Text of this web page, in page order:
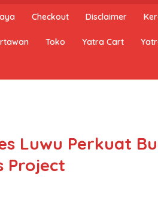
Checkout Disclaimer
Toko Yatra Cart
Luwu Perkuat
Project